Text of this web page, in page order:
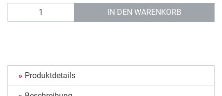
IN DEN WARENKORB
Produktdetails